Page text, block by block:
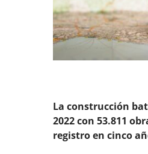
La construcción
2022 con 53.811
registro en cinco